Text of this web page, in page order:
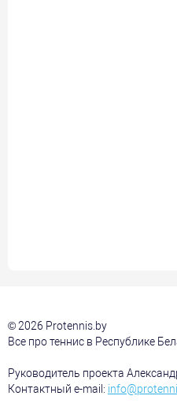
© 2026 Protennis.by
Все про теннис в Республике
Руководитель проекта
Контактный e-mail: